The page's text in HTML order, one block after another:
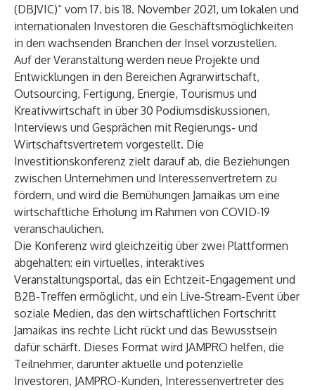
(DBJVIC)“ vom 17. bis 18. November 2021, um lokalen und
internationalen Investoren die Geschäftsmöglichkeiten
in den wachsenden Branchen der Insel vorzustellen.
Auf der Veranstaltung werden neue Projekte und
Entwicklungen in den Bereichen Agrarwirtschaft,
Outsourcing, Fertigung, Energie, Tourismus und
Kreativwirtschaft in über 30 Podiumsdiskussionen,
Interviews und Gesprächen mit Regierungs- und
Wirtschaftsvertretern vorgestellt. Die
Investitionskonferenz zielt darauf ab, die Beziehungen
zwischen Unternehmen und Interessenvertretern zu
fördern, und wird die Bemühungen Jamaikas um eine
wirtschaftliche Erholung im Rahmen von COVID-19
veranschaulichen.
Die Konferenz wird gleichzeitig über zwei Plattformen
abgehalten: ein virtuelles, interaktives
Veranstaltungsportal, das ein Echtzeit-Engagement und
B2B-Treffen ermöglicht, und ein Live-Stream-Event über
soziale Medien, das den wirtschaftlichen Fortschritt
Jamaikas ins rechte Licht rückt und das Bewusstsein
dafür schärft. Dieses Format wird JAMPRO helfen, die
Teilnehmer, darunter aktuelle und potenzielle
Investoren, JAMPRO-Kunden, Interessenvertreter des